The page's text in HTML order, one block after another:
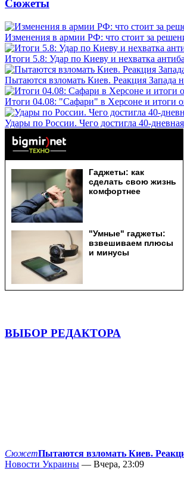
Сюжеты
Изменения в армии РФ: что стоит за
Итоги 5.8: Удар по Киеву и нехватка
Пытаются взломать Киев. Реакция Запада
Итоги 04.08: "Сафари" в Херсоне и итоги
Удары по России. Чего достигла 40-
ВЫБОР РЕДАКТОРА
СюжетПытаются взломать Киев.
Новости Украины — Вчера, 23:09